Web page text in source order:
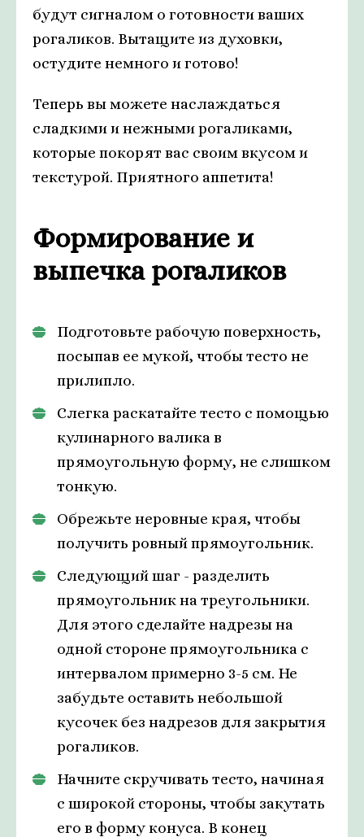
будут сигналом о готовности ваших
рогаликов. Вытащите из духовки,
остудите немного и готово!
Теперь вы можете наслаждаться
сладкими и нежными рогаликами,
которые покорят вас своим вкусом и
текстурой. Приятного аппетита!
Формирование и
выпечка рогаликов
Подготовьте рабочую поверхность,
посыпав ее мукой, чтобы тесто не
прилипло.
Слегка раскатайте тесто с помощью
кулинарного валика в
прямоугольную форму, не слишком
тонкую.
Обрежьте неровные края, чтобы
получить ровный прямоугольник.
Следующий шаг - разделить
прямоугольник на треугольники.
Для этого сделайте надрезы на
одной стороне прямоугольника с
интервалом примерно 3-5 см. Не
забудьте оставить небольшой
кусочек без надрезов для закрытия
рогаликов.
Начните скручивать тесто, начиная
с широкой стороны, чтобы закутать
его в форму конуса. В конец